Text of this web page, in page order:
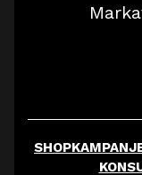
SHOP